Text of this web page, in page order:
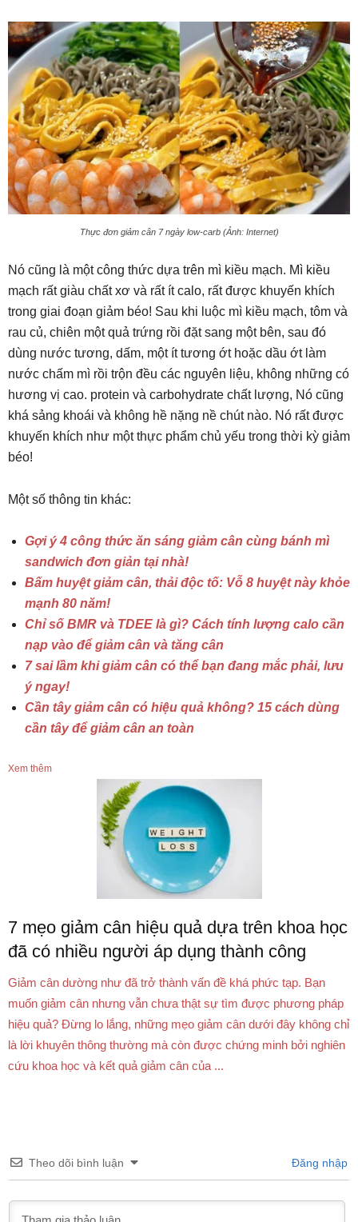
Thực đơn giảm cân 7 ngày low-carb (Ảnh: Internet)
Nó cũng là một công thức dựa trên mì kiều mạch. Mì kiều
mạch rất giàu chất xơ và rất ít calo, rất được khuyến khích
trong giai đoạn giảm béo! Sau khi luộc mì kiều mạch, tôm và
rau củ, chiên một quả trứng rồi đặt sang một bên, sau đó
dùng nước tương, dấm, một ít tương ớt hoặc dầu ớt làm
nước chấm mì rồi trộn đều các nguyên liệu, không những có
hương vị cao. protein và carbohydrate chất lượng, Nó cũng
khá sảng khoái và không hề nặng nề chút nào. Nó rất được
khuyến khích như một thực phẩm chủ yếu trong thời kỳ giảm
béo!
Một số thông tin khác:
Gợi ý 4 công thức ăn sáng giảm cân cùng bánh mì
sandwich đơn giản tại nhà!
Bấm huyệt giảm cân, thải độc tố: Vỗ 8 huyệt này khỏe
mạnh 80 năm!
Chỉ số BMR và TDEE là gì? Cách tính lượng calo cần
nạp vào để giảm cân và tăng cân
7 sai lầm khi giảm cân có thể bạn đang mắc phải, lưu
ý ngay!
Cần tây giảm cân có hiệu quả không? 15 cách dùng
cần tây để giảm cân an toàn
Xem thêm
7 mẹo giảm cân hiệu quả dựa trên khoa học
đã có nhiều người áp dụng thành công
Giảm cân dường như đã trở thành vấn đề khá phức tạp. Bạn
muốn giảm cân nhưng vẫn chưa thật sự tìm được phương pháp
hiệu quả? Đừng lo lắng, những mẹo giảm cân dưới đây không chỉ
là lời khuyên thông thường mà còn được chứng minh bởi nghiên
cứu khoa học và kết quả giảm cân của ...
Theo dõi bình luận Đăng nhập